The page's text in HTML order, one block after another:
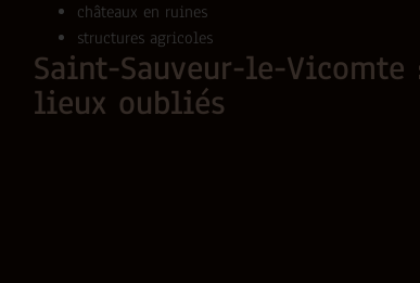
châteaux en ruines
structures agricoles
Saint-Sauveur-le-
lieux oubliés